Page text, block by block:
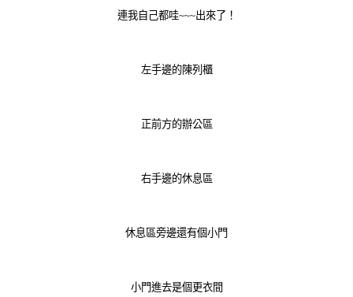
連我自己都哇~~~出來了！
左手邊的陳列櫃
正前方的辦公區
右手邊的休息區
休息區旁邊還有個小門
小門進去是個更衣間